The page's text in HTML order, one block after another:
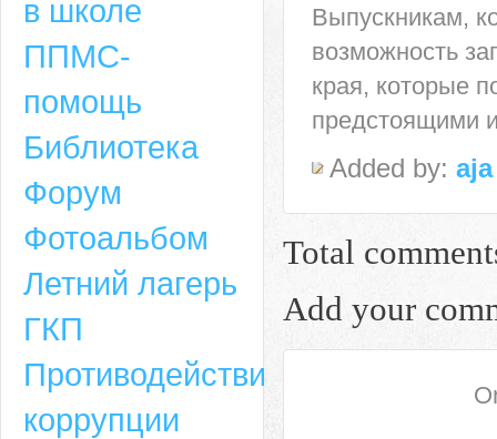
Адрес
659635, Алтайский край, Алтайский район, село Ая, ул. Школьная 11.
6-49, электронный адрес: aja_70@mail.ru
Выпускникам,
возможность
края, которые
предстоящими
Added by: aja
Total
Add your
в школе
ППМС-
помощь
Библиотека
Форум
Фотоальбом
Летний лагерь
ГКП
Противодействие
коррупции